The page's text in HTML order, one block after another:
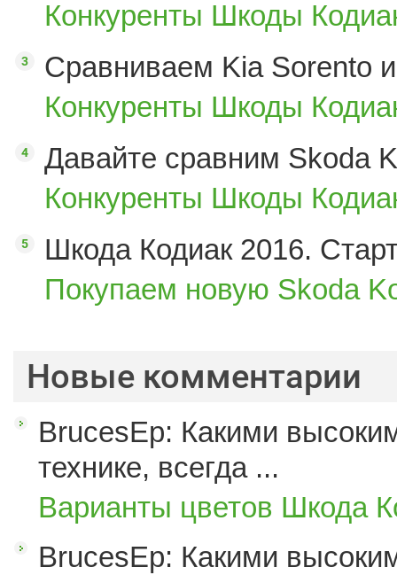
Конкуренты Шкоды
Сравниваем Kia Sorento
Конкуренты Шкоды
Давайте сравним Skoda
Конкуренты Шкоды
Шкода Кодиак 2016.
Покупаем новую Skoda
Новые комментарии
BrucesEp: Какими
технике, всегда ...
Варианты цветов Шкода
BrucesEp: Какими